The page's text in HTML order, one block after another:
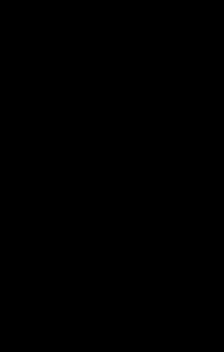
Mittlerweile haben
übernommen
in die Schuhe,
gestellt wurden –
die
ins Deutsche
hat so viel mit
wie eine Zuckerstange
groß, Motten
sie hungrig ist,
sich die